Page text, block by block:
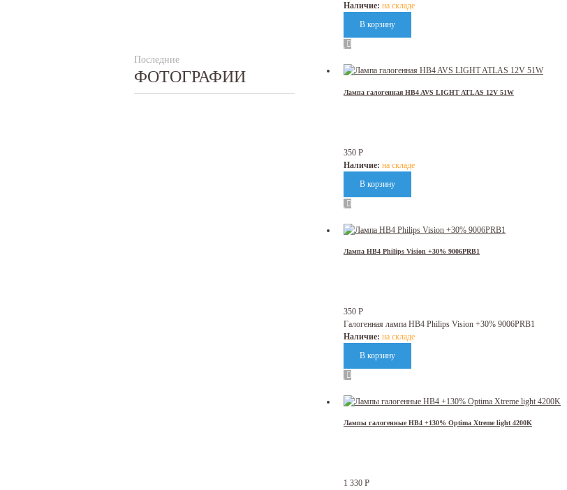
Последние
ФОТОГРАФИИ
Наличие: на складе
Лампа галогенная HB4 AVS LIGHT ATLAS 12V 51W
350 Р
Наличие: на складе
Лампа HB4 Philips Vision +30% 9006PRB1
350 Р
Галогенная лампа HB4 Philips Vision +30% 9006PRB1
Наличие: на складе
Лампы галогенные HB4 +130% Optima Xtreme light 4200K
1 330 Р